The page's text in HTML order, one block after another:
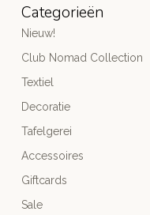
Categorieën
Nieuw!
Club Nomad Collection
Textiel
Decoratie
Tafelgerei
Accessoires
Giftcards
Sale